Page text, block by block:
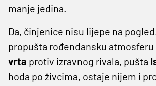
manje jedina.
Da, činjenice nisu lijepe na
propušta rođendansku atmosferu
vrta protiv izravnog rivala, pušta
hoda po živcima, ostaje nijem i